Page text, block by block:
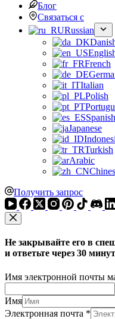
Блог
Связаться с
Russian
French
Italian
Polish
Spanish
Japanese
Turkish
Arabic
Получить запрос
Не закрывайте его в
и ответьте через 30 минут
Имя электронной почты
Имя
Электронная почта *